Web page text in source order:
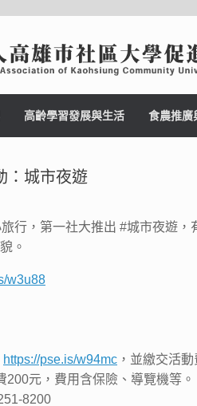
高齡學習發展與生活 食農推廣
：城市夜遊
行，第一社大推出 #城市夜遊
。
w3u88
https://pse.is/w94mc ，並繳交活
元，費用含保險、導覽機等。
8200